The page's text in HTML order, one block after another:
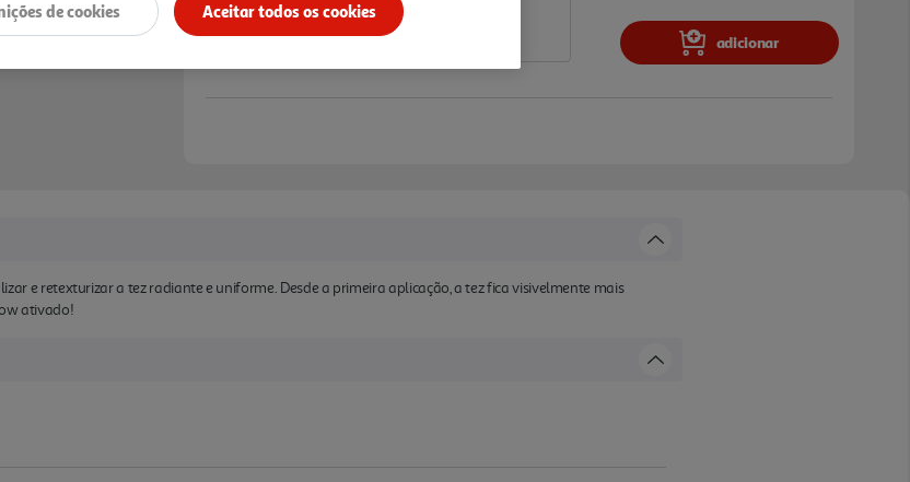
adicionar
e retexturizar a tez radiante e uniforme. Desde a primeira aplicação, a tez fica visivelmente mais
ativado!
Aceitar todos os cookies
de cookies